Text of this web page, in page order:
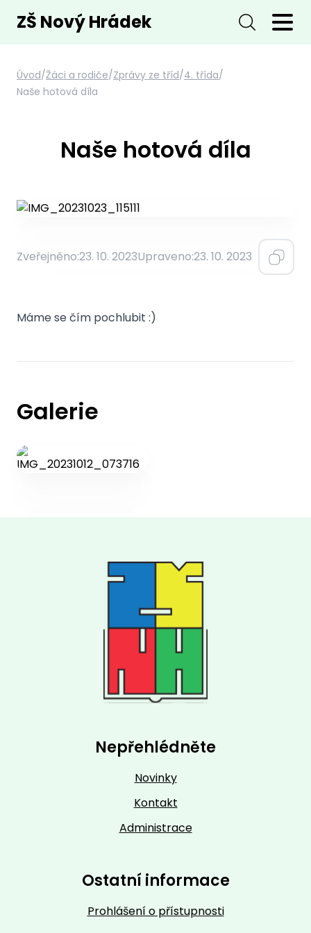
ZŠ Nový Hrádek
Úvod/Žáci a rodiče/Zprávy ze tříd/4. třída/
Naše hotová díla
Naše hotová díla
Zveřejněno:23. 10. 2023Upraveno:23. 10. 2023
Máme se čím pochlubit :)
Galerie
Nepřehlédněte
Novinky
Kontakt
Administrace
Ostatní informace
Prohlášení o přístupnosti